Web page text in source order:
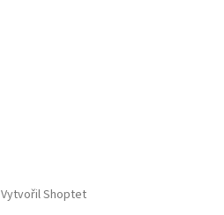
Vytvořil Shoptet